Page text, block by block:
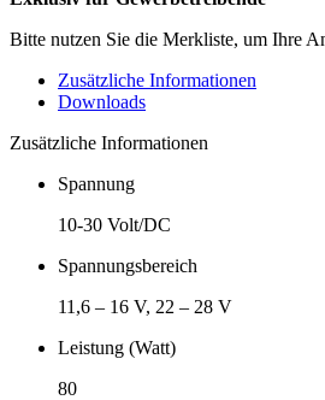
Bitte nutzen Sie die Merkliste, um Ihre
Zusätzliche Informationen
Downloads
Zusätzliche Informationen
Spannung
10-30 Volt/DC
Spannungsbereich
11,6 – 16 V, 22 – 28 V
Leistung (Watt)
80